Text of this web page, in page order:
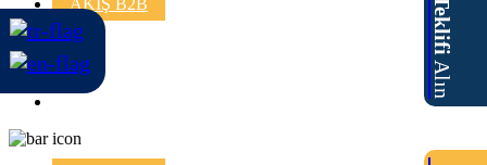
AKİŞ B2B
Alın